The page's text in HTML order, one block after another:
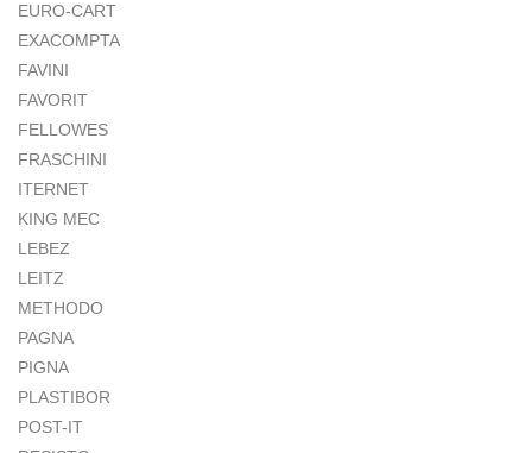
EURO-CART
EXACOMPTA
FAVINI
FAVORIT
FELLOWES
FRASCHINI
ITERNET
KING MEC
LEBEZ
LEITZ
METHODO
PAGNA
PIGNA
PLASTIBOR
POST-IT